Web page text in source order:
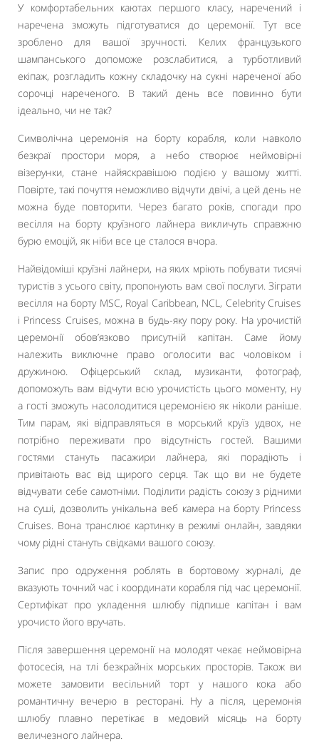
У комфортабельних каютах першого класу, наречений і
наречена зможуть підготуватися до церемонії. Тут все
зроблено для вашої зручності. Келих французького
шампанського допоможе розслабитися, а турботливий
екіпаж, розгладить кожну складочку на сукні нареченої або
сорочці нареченого. В такий день все повинно бути
ідеально, чи не так?
Символічна церемонія на борту корабля, коли навколо
безкраї простори моря, а небо створює неймовірні
візерунки, стане найяскравішою подією у вашому житті.
Повірте, такі почуття неможливо відчути двічі, а цей день не
можна буде повторити. Через багато років, спогади про
весілля на борту круїзного лайнера викличуть справжню
бурю емоцій, як ніби все це сталося вчора.
Найвідоміші круїзні лайнери, на яких мріють побувати тисячі
туристів з усього світу, пропонують вам свої послуги. Зіграти
весілля на борту MSC, Royal Caribbean, NCL, Celebrity Cruises
і Princess Cruises, можна в будь-яку пору року. На урочистій
церемонії обов’язково присутній капітан. Саме йому
належить виключне право оголосити вас чоловіком і
дружиною. Офіцерський склад, музиканти, фотограф,
допоможуть вам відчути всю урочистість цього моменту, ну
а гості зможуть насолодитися церемонією як ніколи раніше.
Тим парам, які відправляться в морський круїз удвох, не
потрібно переживати про відсутність гостей. Вашими
гостями стануть пасажири лайнера, які порадіють і
привітають вас від щирого серця. Так що ви не будете
відчувати себе самотніми. Поділити радість союзу з рідними
на суші, дозволить унікальна веб камера на борту Princess
Cruises. Вона транслює картинку в режимі онлайн, завдяки
чому рідні стануть свідками вашого союзу.
Запис про одруження роблять в бортовому журналі, де
вказують точний час і координати корабля під час церемонії.
Сертифікат про укладення шлюбу підпише капітан і вам
урочисто його вручать.
Після завершення церемонії на молодят чекає неймовірна
фотосесія, на тлі безкрайніх морських просторів. Також ви
можете замовити весільний торт у нашого кока або
романтичну вечерю в ресторані. Ну а після, церемонія
шлюбу плавно перетікає в медовий місяць на борту
величезного лайнера.